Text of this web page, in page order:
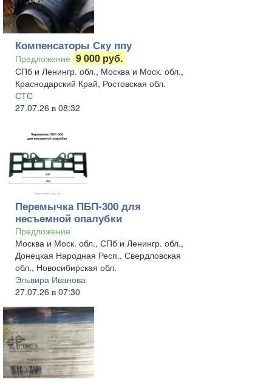
Компенсаторы Ску ппу
Предложение 9 000 руб.
СПб и Ленингр. обл., Москва и Моск. обл.,
Краснодарский Край, Ростовская обл.
СТС
27.07.26 в 08:32
Перемычка ПБП-300 для
несъемной опалубки
Предложение
Москва и Моск. обл., СПб и Ленингр. обл.,
Донецкая Народная Респ., Свердловская
обл., Новосибирская обл.
Эльвира Иванова
27.07.26 в 07:30